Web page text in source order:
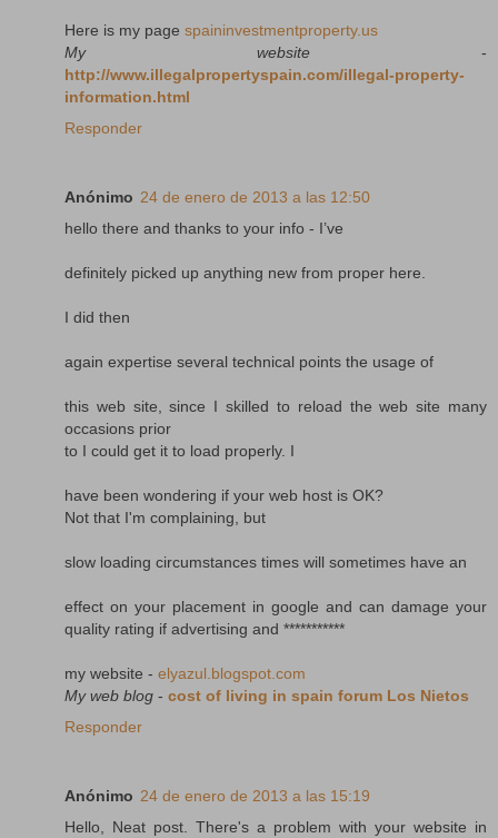
Here is my page spaininvestmentproperty.us
My website -
http://www.illegalpropertyspain.com/illegal-property-
information.html
Responder
Anónimo 24 de enero de 2013 a las 12:50
hello there and thanks to your info - I’ve
definitely picked up anything new from proper here.
I did then
again expertise several technical points the usage of
this web site, since I skilled to reload the web site many
occasions prior
to I could get it to load properly. I
have been wondering if your web host is OK?
Not that I'm complaining, but
slow loading circumstances times will sometimes have an
effect on your placement in google and can damage your
quality rating if advertising and ***********
my website - elyazul.blogspot.com
My web blog - cost of living in spain forum Los Nietos
Responder
Anónimo 24 de enero de 2013 a las 15:19
Hello, Neat post. There's a problem with your website in